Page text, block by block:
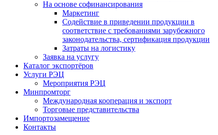
На основе софинансирования
Маркетинг
Содействие в приведении продукции в
соответствие с требованиями зарубежного
законодательства, сертификация продукции
Затраты на логистику
Заявка на услугу
Каталог экспортёров
Услуги РЭЦ
Мероприятия РЭЦ
Минпромторг
Международная кооперация и экспорт
Торговые представительства
Импортозамещение
Контакты